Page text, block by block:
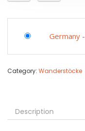
Germany -
Category: Wanderstöcke
Description